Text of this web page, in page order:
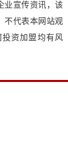
业宣传资讯，该
不代表本网站观
资加盟均有风